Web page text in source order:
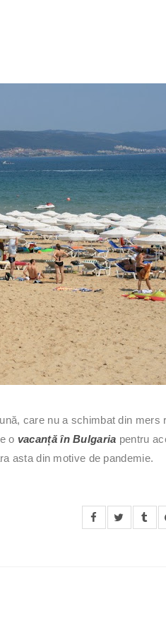
care nu a schimbat din mers
o vacanță în Bulgaria pentru
asta din motive de pandemie.